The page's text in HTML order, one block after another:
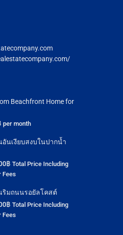
Beachfront Home for
per month
นเงียบสงบในปากน้ำ
฿ Total Price Including
Fees
มถนนรอยัลโคสต์
฿ Total Price Including
Fees